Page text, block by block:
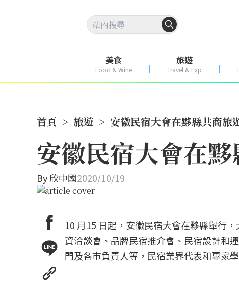
美食
Food & Wine
旅遊
Travel & Exp
首頁 > 旅遊 > 安徽民宿大會在黟縣共商旅
安徽民宿大會在
By欣中國2020/10/19
10 月15 日起，安徽民宿大會在黟縣舉行
資洽談會、品牌民宿推介會、民宿設計和
門及各市負責人等，民宿業界代表和專家